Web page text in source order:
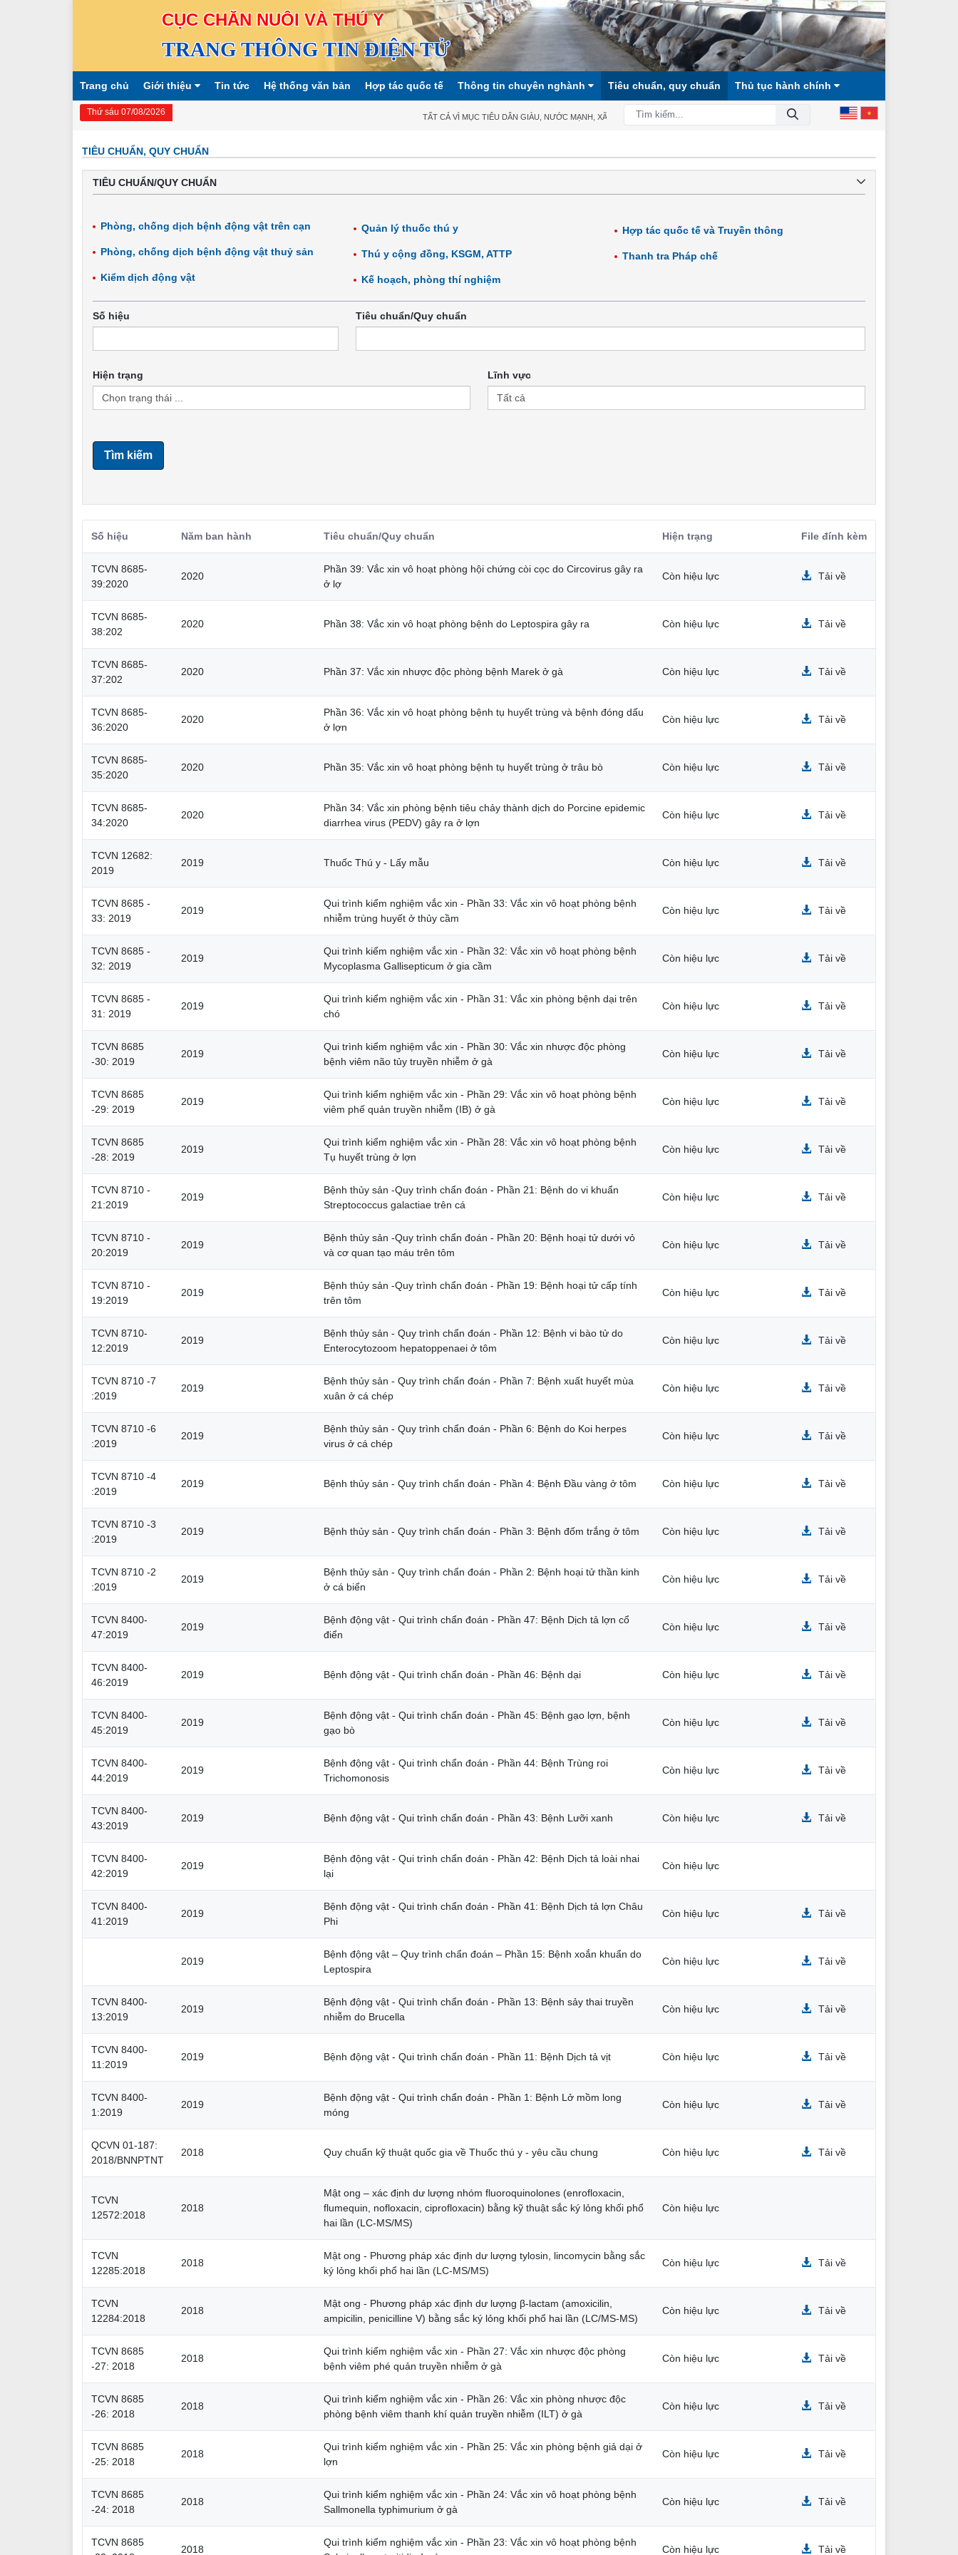
CỤC CHĂN NUÔI VÀ THÚ Y
TRANG THÔNG TIN ĐIỆN TỬ
Trang chủ Giới thiệu Tin tức Hệ thống văn bản Hợp tác quốc tế Thông tin chuyên nghành Tiêu chuẩn, quy chuẩn Thủ tục hành chính
Thứ sáu 07/08/2026 TẤT CẢ VÌ MỤC TIÊU DÂN GIÀU, NƯỚC MẠNH, XÃ HỘI CÔNG BẰNG, DÂN CHỦ, VĂN MINH!
TIÊU CHUẨN, QUY CHUẨN
TIÊU CHUẨN/QUY CHUẨN
Phòng, chống dịch bệnh động vật trên cạn
Phòng, chống dịch bệnh động vật thuỷ sản
Kiểm dịch động vật
Quản lý thuốc thú y
Thú y cộng đồng, KSGM, ATTP
Kế hoạch, phòng thí nghiệm
Hợp tác quốc tế và Truyền thông
Thanh tra Pháp chế
Số hiệu Tiêu chuẩn/Quy chuẩn
Hiện trạng Lĩnh vực
Tìm kiếm
Số hiệu Năm ban hành Tiêu chuẩn/Quy chuẩn Hiện trạng File đính kèm
TCVN 8685-
39:2020
2020
Phần 39: Vắc xin vô hoạt phòng hội chứng còi cọc do Circovirus gây ra
ở lợ
Còn hiệu lực Tải về
TCVN 8685-
38:202
2020 Phần 38: Vắc xin vô hoạt phòng bệnh do Leptospira gây ra Còn hiệu lực Tải về
TCVN 8685-
37:202
2020 Phần 37: Vắc xin nhược độc phòng bệnh Marek ở gà Còn hiệu lực Tải về
TCVN 8685-
36:2020
2020
Phần 36: Vắc xin vô hoạt phòng bệnh tụ huyết trùng và bệnh đóng dấu
ở lợn
Còn hiệu lực Tải về
TCVN 8685-
35:2020
2020 Phần 35: Vắc xin vô hoạt phòng bệnh tụ huyết trùng ở trâu bò Còn hiệu lực Tải về
TCVN 8685-
34:2020
2020
Phần 34: Vắc xin phòng bệnh tiêu chảy thành dịch do Porcine epidemic
diarrhea virus (PEDV) gây ra ở lợn
Còn hiệu lực Tải về
TCVN 12682:
2019
2019 Thuốc Thú y - Lấy mẫu Còn hiệu lực Tải về
TCVN 8685 -
33: 2019
2019
Qui trình kiểm nghiệm vắc xin - Phần 33: Vắc xin vô hoạt phòng bệnh
nhiễm trùng huyết ở thủy cầm
Còn hiệu lực Tải về
TCVN 8685 -
32: 2019
2019
Qui trình kiểm nghiệm vắc xin - Phần 32: Vắc xin vô hoạt phòng bệnh
Mycoplasma Gallisepticum ở gia cầm
Còn hiệu lực Tải về
TCVN 8685 -
31: 2019
2019
Qui trình kiểm nghiệm vắc xin - Phần 31: Vắc xin phòng bệnh dại trên
chó
Còn hiệu lực Tải về
TCVN 8685
-30: 2019
2019
Qui trình kiểm nghiệm vắc xin - Phần 30: Vắc xin nhược độc phòng
bệnh viêm não tủy truyền nhiễm ở gà
Còn hiệu lực Tải về
TCVN 8685
-29: 2019
2019
Qui trình kiểm nghiệm vắc xin - Phần 29: Vắc xin vô hoạt phòng bệnh
viêm phế quản truyền nhiễm (IB) ở gà
Còn hiệu lực Tải về
TCVN 8685
-28: 2019
2019
Qui trình kiểm nghiệm vắc xin - Phần 28: Vắc xin vô hoạt phòng bệnh
Tụ huyết trùng ở lợn
Còn hiệu lực Tải về
TCVN 8710 -
21:2019
2019
Bệnh thủy sản -Quy trình chẩn đoán - Phần 21: Bệnh do vi khuẩn
Streptococcus galactiae trên cá
Còn hiệu lực Tải về
TCVN 8710 -
20:2019
2019
Bệnh thủy sản -Quy trình chẩn đoán - Phần 20: Bệnh hoại tử dưới vỏ
và cơ quan tạo máu trên tôm
Còn hiệu lực Tải về
TCVN 8710 -
19:2019
2019
Bệnh thủy sản -Quy trình chẩn đoán - Phần 19: Bệnh hoại tử cấp tính
trên tôm
Còn hiệu lực Tải về
TCVN 8710-
12:2019
2019
Bệnh thủy sản - Quy trình chẩn đoán - Phần 12: Bệnh vi bào tử do
Enterocytozoom hepatoppenaei ở tôm
Còn hiệu lực Tải về
TCVN 8710 -7
:2019
2019
Bệnh thủy sản - Quy trình chẩn đoán - Phần 7: Bệnh xuất huyết mùa
xuân ở cá chép
Còn hiệu lực Tải về
TCVN 8710 -6
:2019
2019
Bệnh thủy sản - Quy trình chẩn đoán - Phần 6: Bệnh do Koi herpes
virus ở cá chép
Còn hiệu lực Tải về
TCVN 8710 -4
:2019
2019 Bệnh thủy sản - Quy trình chẩn đoán - Phần 4: Bệnh Đầu vàng ở tôm Còn hiệu lực Tải về
TCVN 8710 -3
:2019
2019 Bệnh thủy sản - Quy trình chẩn đoán - Phần 3: Bệnh đốm trắng ở tôm Còn hiệu lực Tải về
TCVN 8710 -2
:2019
2019
Bệnh thủy sản - Quy trình chẩn đoán - Phần 2: Bệnh hoại tử thần kinh
ở cá biển
Còn hiệu lực Tải về
TCVN 8400-
47:2019
2019
Bệnh động vật - Qui trình chẩn đoán - Phần 47: Bệnh Dịch tả lợn cổ
điển
Còn hiệu lực Tải về
TCVN 8400-
46:2019
2019 Bệnh động vật - Qui trình chẩn đoán - Phần 46: Bệnh dại Còn hiệu lực Tải về
TCVN 8400-
45:2019
2019
Bệnh động vật - Qui trình chẩn đoán - Phần 45: Bệnh gạo lợn, bệnh
gạo bò
Còn hiệu lực Tải về
TCVN 8400-
44:2019
2019
Bệnh động vật - Qui trình chẩn đoán - Phần 44: Bệnh Trùng roi
Trichomonosis
Còn hiệu lực Tải về
TCVN 8400-
43:2019
2019 Bệnh động vật - Qui trình chẩn đoán - Phần 43: Bệnh Lưỡi xanh Còn hiệu lực Tải về
TCVN 8400-
42:2019
2019
Bệnh động vật - Qui trình chẩn đoán - Phần 42: Bệnh Dịch tả loài nhai
lại
Còn hiệu lực
TCVN 8400-
41:2019
2019
Bệnh động vật - Qui trình chẩn đoán - Phần 41: Bệnh Dịch tả lợn Châu
Phi
Còn hiệu lực Tải về
2019
Bệnh động vật – Quy trình chẩn đoán – Phần 15: Bệnh xoắn khuẩn do
Leptospira
Còn hiệu lực Tải về
TCVN 8400-
13:2019
2019
Bệnh động vật - Qui trình chẩn đoán - Phần 13: Bệnh sảy thai truyền
nhiễm do Brucella
Còn hiệu lực Tải về
TCVN 8400-
11:2019
2019 Bệnh động vật - Qui trình chẩn đoán - Phần 11: Bệnh Dịch tả vịt Còn hiệu lực Tải về
TCVN 8400-
1:2019
2019
Bệnh động vật - Qui trình chẩn đoán - Phần 1: Bệnh Lở mồm long
móng
Còn hiệu lực Tải về
QCVN 01-187:
2018/BNNPTNT
2018 Quy chuẩn kỹ thuật quốc gia về Thuốc thú y - yêu cầu chung Còn hiệu lực Tải về
TCVN
12572:2018
2018
Mật ong – xác định dư lượng nhóm fluoroquinolones (enrofloxacin,
flumequin, nofloxacin, ciprofloxacin) bằng kỹ thuật sắc ký lỏng khối phổ
hai lần (LC-MS/MS)
Còn hiệu lực
TCVN
12285:2018
2018
Mật ong - Phương pháp xác định dư lượng tylosin, lincomycin bằng sắc
ký lỏng khối phổ hai lần (LC-MS/MS)
Còn hiệu lực Tải về
TCVN
12284:2018
2018
Mật ong - Phương pháp xác định dư lượng β-lactam (amoxicilin,
ampicilin, penicilline V) bằng sắc ký lỏng khối phổ hai lần (LC/MS-MS)
Còn hiệu lực Tải về
TCVN 8685
-27: 2018
2018
Qui trình kiểm nghiệm vắc xin - Phần 27: Vắc xin nhược độc phòng
bệnh viêm phé quản truyền nhiễm ở gà
Còn hiệu lực Tải về
TCVN 8685
-26: 2018
2018
Qui trình kiểm nghiệm vắc xin - Phần 26: Vắc xin phòng nhược độc
phòng bệnh viêm thanh khí quản truyền nhiễm (ILT) ở gà
Còn hiệu lực Tải về
TCVN 8685
-25: 2018
2018
Qui trình kiểm nghiệm vắc xin - Phần 25: Vắc xin phòng bệnh giả dại ở
lợn
Còn hiệu lực Tải về
TCVN 8685
-24: 2018
2018
Qui trình kiểm nghiệm vắc xin - Phần 24: Vắc xin vô hoạt phòng bệnh
Sallmonella typhimurium ở gà
Còn hiệu lực Tải về
TCVN 8685
2018
Qui trình kiểm nghiệm vắc xin - Phần 23: Vắc xin vô hoạt phòng bệnh
Còn hiệu lực Tải về